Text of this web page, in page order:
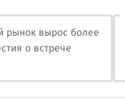
рынок вырос более
о встрече